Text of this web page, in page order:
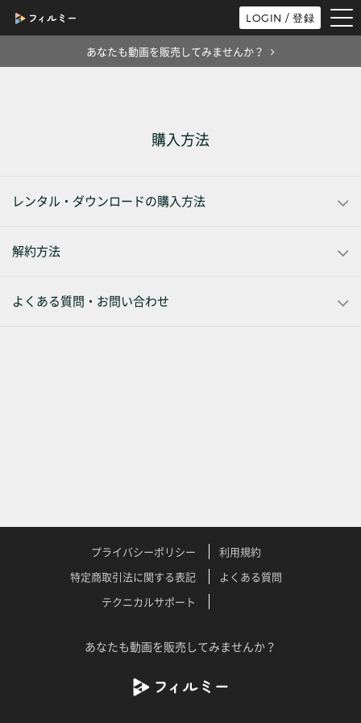
LOGIN / 登録
あなたも動画を販売してみませんか？
購入方法
レンタル・ダウンロードの購入方法
解約方法
よくある質問・お問い合わせ
プライバシーポリシー
利用規約
特定商取引法に関する表記
よくある質問
テクニカルサポート
あなたも動画を販売してみませんか？